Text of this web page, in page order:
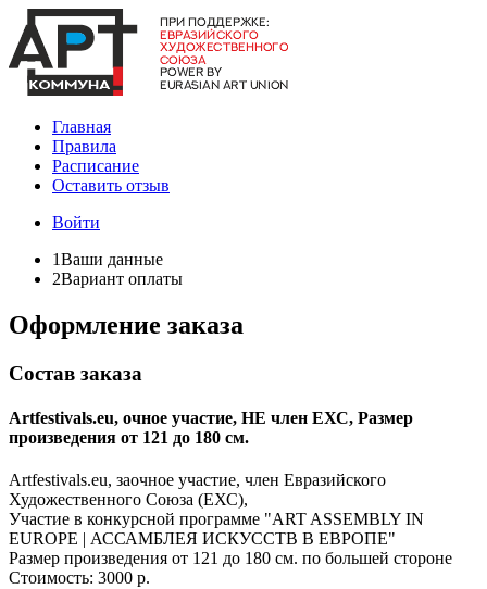
Главная
Правила
Расписание
Оставить отзыв
Войти
1Ваши данные
2Вариант оплаты
Оформление заказа
Состав заказа
Artfestivals.eu, очное участие, НЕ член ЕХС, Размер
произведения от 121 до 180 см.
Artfestivals.eu, заочное участие, член Евразийского
Художественного Союза (ЕХС),
Участие в конкурсной программе "ART ASSEMBLY IN
EUROPE | АССАМБЛЕЯ ИСКУССТВ В ЕВРОПЕ"
Размер произведения от 121 до 180 см. по большей стороне
Стоимость: 3000 р.